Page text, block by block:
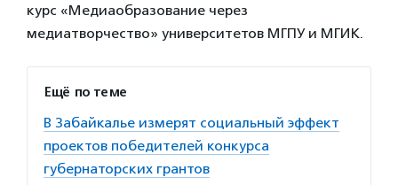
курс «Медиаобразование через
медиатворчество» университетов МГПУ и МГИК.
Ещё по теме
В Забайкалье измерят социальный эффект
проектов победителей конкурса
губернаторских грантов